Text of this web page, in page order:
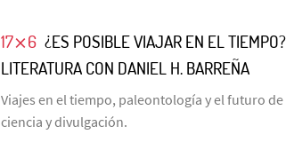
17⨯6 ¿ES POSIBLE VIAJAR EN EL
LITERATURA CON DANIEL H. BARREÑA
Viajes en el tiempo, paleontología y el futuro
ciencia y divulgación.